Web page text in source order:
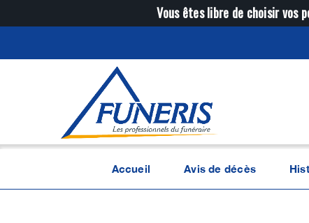
au
Vous êtes libre de choisir vos
Accueil Avis de décès